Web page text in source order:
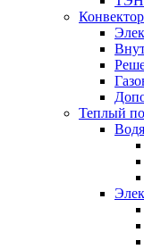
Теплый